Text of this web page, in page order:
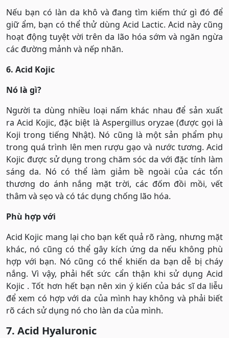
Nếu bạn có làn da khô và đang tìm kiếm thứ gì đó để
giữ ẩm, bạn có thể thử dùng Acid Lactic. Acid này cũng
hoạt động tuyệt vời trên da lão hóa sớm và ngăn ngừa
các đường mảnh và nếp nhăn.
6. Acid Kojic
Nó là gì?
Người ta dùng nhiều loại nấm khác nhau để sản xuất
ra Acid Kojic, đặc biệt là Aspergillus oryzae (được gọi là
Koji trong tiếng Nhật). Nó cũng là một sản phẩm phụ
trong quá trình lên men rượu gạo và nước tương. Acid
Kojic được sử dụng trong chăm sóc da với đặc tính làm
sáng da. Nó có thể làm giảm bề ngoài của các tổn
thương do ánh nắng mặt trời, các đốm đồi mồi, vết
thâm và sẹo và có tác dụng chống lão hóa.
Phù hợp với
Acid Kojic mang lại cho bạn kết quả rõ ràng, nhưng mặt
khác, nó cũng có thể gây kích ứng da nếu không phù
hợp với bạn. Nó cũng có thể khiến da bạn dễ bị cháy
nắng. Vì vậy, phải hết sức cẩn thận khi sử dụng Acid
Kojic . Tốt hơn hết bạn nên xin ý kiến ​​của bác sĩ da liễu
để xem có hợp với da của mình hay không và phải biết
rõ cách sử dụng nó cho làn da của mình.
7. Acid Hyaluronic